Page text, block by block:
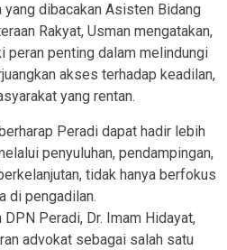
dibacakan Asisten Bidang
Rakyat, Usman mengatakan,
penting dalam melindungi
akses terhadap keadilan,
yang rentan.
Peradi dapat hadir lebih
penyuluhan, pendampingan,
tidak hanya berfokus
di pengadilan.
Peradi, Dr. Imam Hidayat,
advokat sebagai salah satu